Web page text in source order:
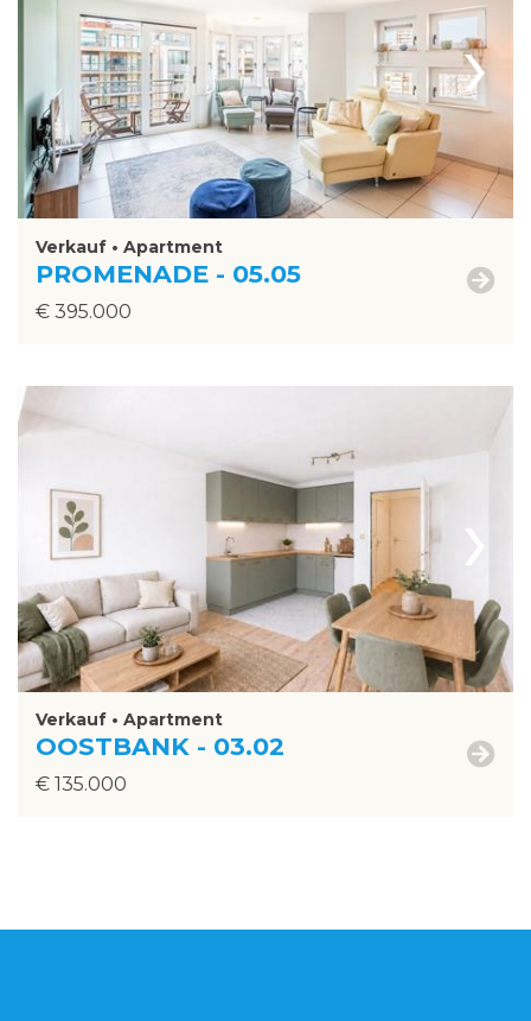
›
Verkauf • Apartment
PROMENADE - 05.05
€ 395.000
›
Verkauf • Apartment
OOSTBANK - 03.02
€ 135.000